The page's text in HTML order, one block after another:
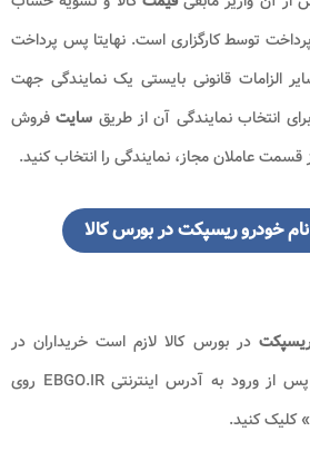
توسط کارگزاری است. نهایتا پس پرداخت
الزامات قانونی بایستی یک نمایندگی جهت
انتخاب نمایندگی آن از طریق سایت فروش
عاملان مجاز، نمایندگی را انتخاب کنید.
خودرو ریسپکت در بورس کالا
در بورس کالا لازم است خریداران در
سامانه ebgo لاگین شوند. پس از ورود به آدرس اینترنتی EBGO.IR روی
کلیک کنید.